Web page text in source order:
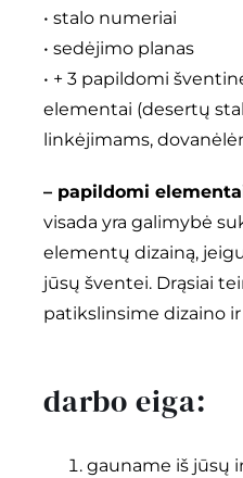
• stalo numeriai
• sedėjimo planas
• + 3 papildomi
elementai (desertų
linkėjimams,
– papildomi
visada yra galimybė
elementų dizainą,
jūsų šventei. Drąsiai
patikslinsime dizaino
darbo eiga:
gauname iš jūsų